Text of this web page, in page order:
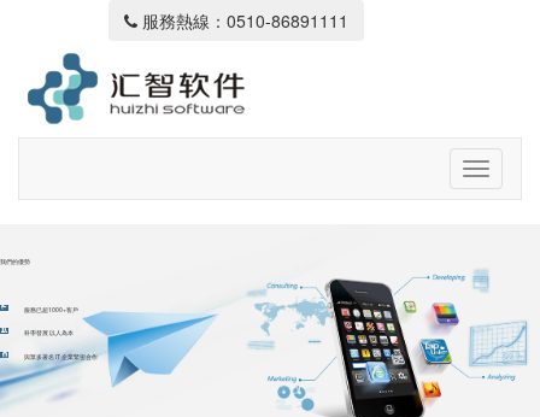
服務熱線：0510-86891111
我們的優勢
服務已超1000+客戶
科學發展 以人為本
與眾多著名 IT 企業緊密合作